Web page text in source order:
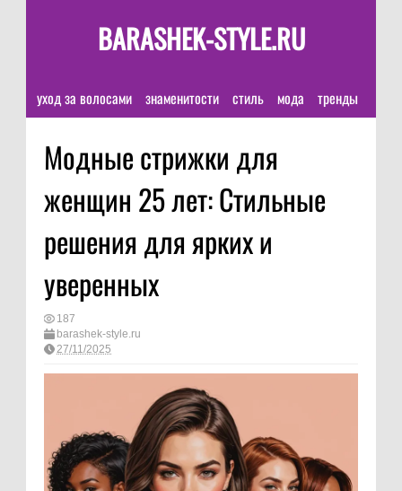
BARASHEK-STYLE.RU
уход за волосами знаменитости стиль мода тренды
Модные стрижки для
женщин 25 лет: Стильные
решения для ярких и
уверенных
187
barashek-style.ru
27/11/2025